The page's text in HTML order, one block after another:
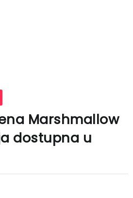
Marshmallow
dostupna u